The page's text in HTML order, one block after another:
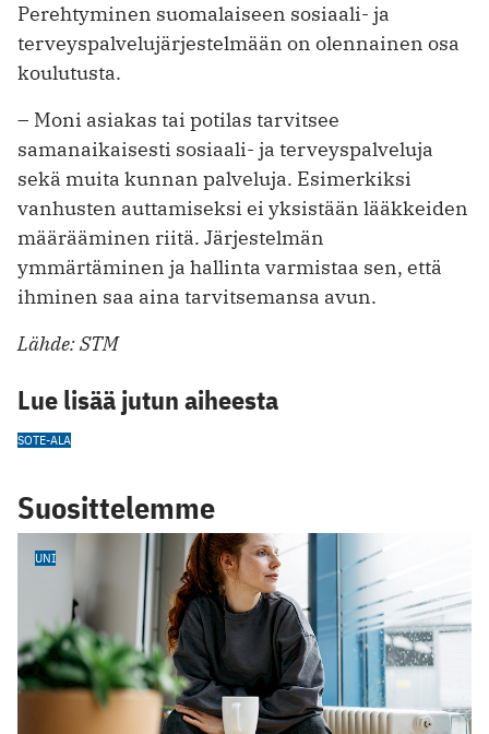
Perehtyminen suomalaiseen sosiaali- ja
terveyspalvelujärjestelmään on olennainen osa
koulutusta.
– Moni asiakas tai potilas tarvitsee
samanaikaisesti sosiaali- ja terveyspalveluja
sekä muita kunnan palveluja. Esimerkiksi
vanhusten auttamiseksi ei yksistään lääkkeiden
määrääminen riitä. Järjestelmän
ymmärtäminen ja hallinta varmistaa sen, että
ihminen saa aina tarvitsemansa avun.
Lähde: STM
Lue lisää jutun aiheesta
SOTE-ALA
Suosittelemme
UNI